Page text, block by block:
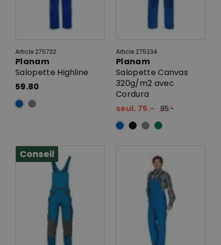
Article 275732
Planam
Salopette Highline
59.80
Article 275234
Planam
Salopette Canvas
320g/m2 avec
Cordura
seul. 75.-
85.-
Conseil